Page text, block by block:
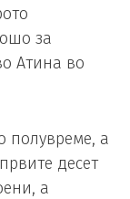
за
Атина во
полувреме, а
десет
а